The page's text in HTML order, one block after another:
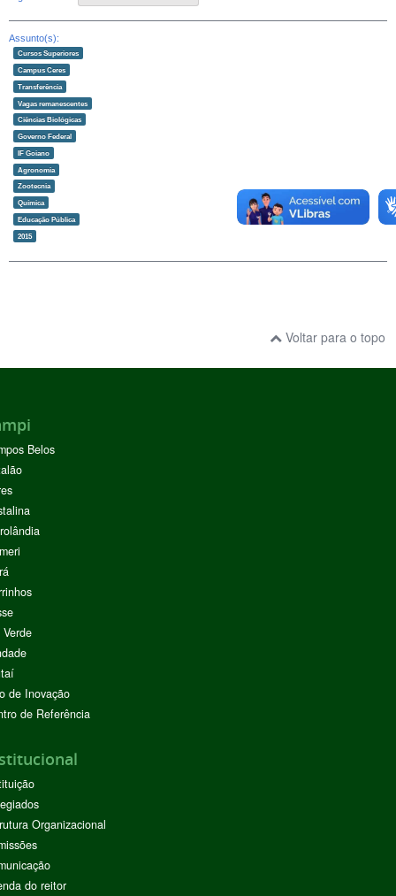
Assunto(s):
Cursos Superiores
Campus Ceres
Transferência
Vagas remanescentes
Ciências Biológicas
Governo Federal
IF Goiano
Agronomia
Zootecnia
Química
Educação Pública
2015
Voltar para o topo
Belos
de Inovação
de Referência
Organizacional
do reitor